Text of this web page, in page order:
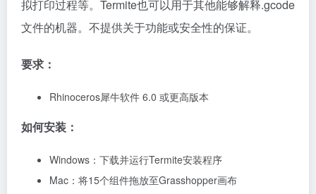
拟打印过程等。Termite也可以用于其他能够解释.gcode
文件的机器。不提供关于功能或安全性的保证。
要求：
Rhinoceros犀牛软件 6.0 或更高版本
如何安装：
Windows：下载并运行Termite安装程序
Mac：将15个组件拖放至Grasshopper画布